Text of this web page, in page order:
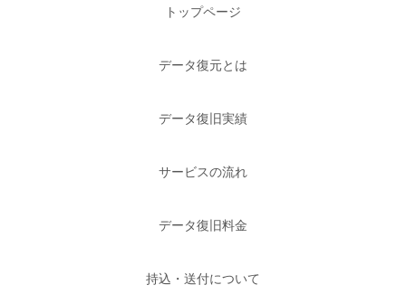
トップページ
データ復元とは
データ復旧実績
サービスの流れ
データ復旧料金
持込・送付について